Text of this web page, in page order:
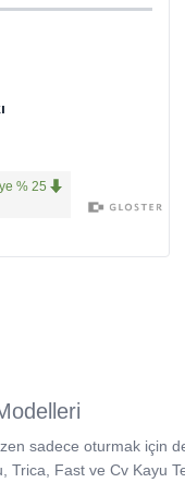
% 25
sadece oturmak için
Trica, Fast ve Cv Kayu